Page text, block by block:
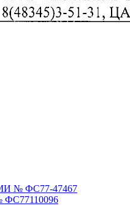
№ ФС77-47467
ФС77110096